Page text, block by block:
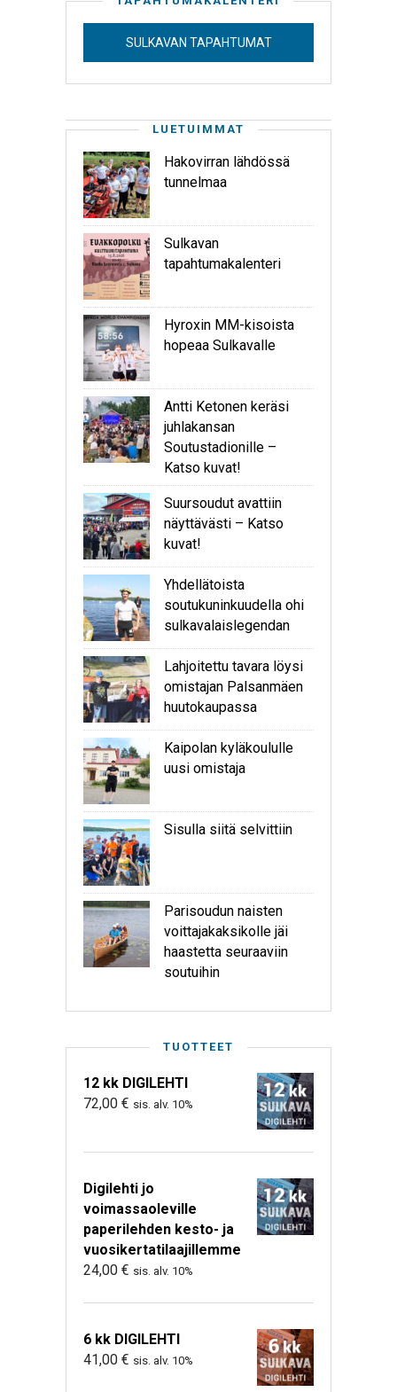
SULKAVAN TAPAHTUMAT
LUETUIMMAT
Hakovirran lähdössä
tunnelmaa
Sulkavan
tapahtumakalenteri
Hyroxin MM-kisoista
hopeaa Sulkavalle
Antti Ketonen keräsi
juhlakansan
Soutustadionille –
Katso kuvat!
Suursoudut avattiin
näyttävästi – Katso
kuvat!
Yhdellätoista
soutukuninkuudella ohi
sulkavalaislegendan
Lahjoitettu tavara löysi
omistajan Palsanmäen
huutokaupassa
Kaipolan kyläkoululle
uusi omistaja
Sisulla siitä selvittiin
Parisoudun naisten
voittajakaksikolle jäi
haastetta seuraaviin
soutuihin
TUOTTEET
12 kk DIGILEHTI
72,00 € sis. alv. 10%
Digilehti jo
voimassaoleville
paperilehden kesto- ja
vuosikertatilaajillemme
24,00 € sis. alv. 10%
6 kk DIGILEHTI
41,00 € sis. alv. 10%